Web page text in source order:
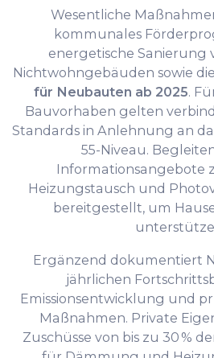
Wesentliche
kommunales
energetische Sanierung
Nichtwohngebäuden sowie die
für Neubauten ab 2025.
Bauvorhaben gelten
Standards in Anlehnung an
55-Niveau.
Informationsangebote
Heizungstausch und
bereitgestellt, um
Ergänzend dokumentiert
jährlichen
Emissionsentwicklung und
Maßnahmen. Private
Zuschüsse von bis zu 30 %